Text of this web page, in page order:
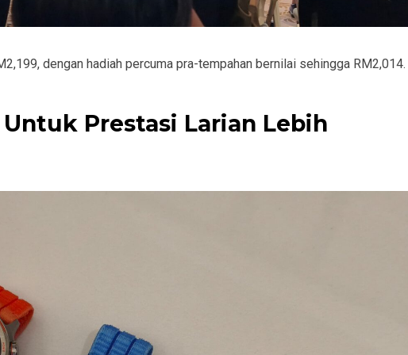
dengan hadiah percuma pra-tempahan bernilai sehingga RM2,014.
Prestasi Larian Lebih